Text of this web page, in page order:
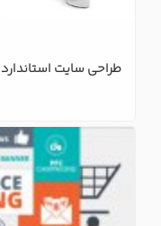
طراحی سایت